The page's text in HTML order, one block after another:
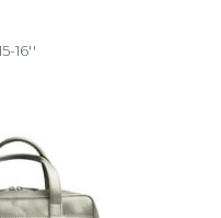
16''